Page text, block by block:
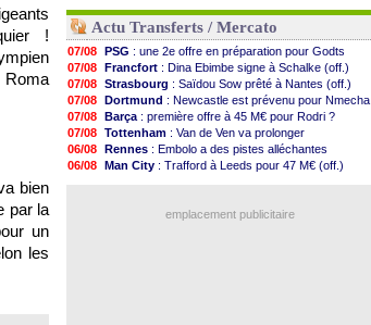
!
bien
par la
un
les
Actu Transferts / Mercato
07/08 PSG : une 2e offre en préparation pour Godts
07/08 Francfort : Dina Ebimbe signe à Schalke (off.)
07/08 Strasbourg : Saïdou Sow prêté à Nantes (off.)
07/08 Dortmund : Newcastle est prévenu pour Nmecha
07/08 Barça : première offre à 45 M€ pour Rodri ?
07/08 Tottenham : Van de Ven va prolonger
06/08 Rennes : Embolo a des pistes alléchantes
06/08 Man City : Trafford à Leeds pour 47 M€ (off.)
: Vinicius jusqu'en 2032 (officiel)
emplacement publicitaire